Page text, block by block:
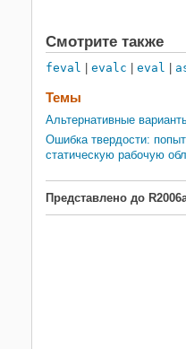
Смотрите также
feval evalc eval
Темы
Альтернативные
Ошибка твердости:
статическую рабочую
Представлено до